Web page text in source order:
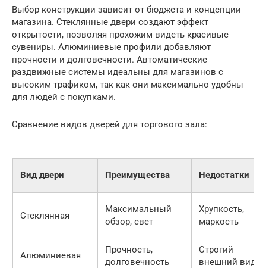
Выбор конструкции зависит от бюджета и концепции
магазина. Стеклянные двери создают эффект
открытости, позволяя прохожим видеть красивые
сувениры. Алюминиевые профили добавляют
прочности и долговечности. Автоматические
раздвижные системы идеальны для магазинов с
высоким трафиком, так как они максимально удобны
для людей с покупками.
Сравнение видов дверей для торгового зала:
Вид двери Преимущества Недостатки
Стеклянная
Максимальный
обзор, свет
Хрупкость,
маркость
Алюминиевая
Прочность,
долговечность
Строгий
внешний вид